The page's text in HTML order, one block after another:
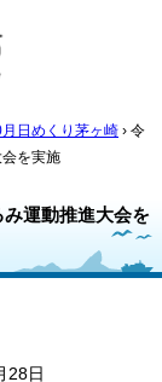
日めくり茅ヶ崎 › 令
を実施
運動推進大会を
日